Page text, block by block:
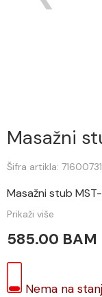
Masažni
Šifra artikla: 71600731
Masažni stub
Prikaži više
585.00 BAM
Nema na